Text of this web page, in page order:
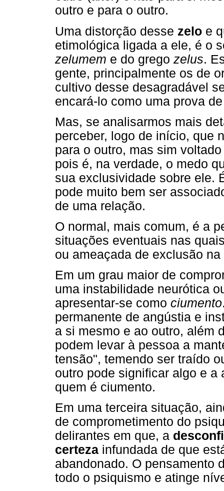
outro e para o outro.
Uma distorção desse zelo e
etimológica ligada a ele, é o
zelumem e do grego zelus.
gente, principalmente os de
cultivo desse desagradável
encará-lo como uma prova
Mas, se analisarmos mais
perceber, logo de início, que
para o outro, mas sim
pois é, na verdade, o medo
sua exclusividade sobre ele.
pode muito bem ser
de uma relação.
O normal, mais comum, é a
situações eventuais nas
ou ameaçada de exclusão
Em um grau maior de
uma instabilidade neurótica
apresentar-se como ciumento
permanente de angústia e
a si mesmo e ao outro, além
podem levar à pessoa a
tensão", temendo ser traído
outro pode significar algo e
quem é ciumento.
Em uma terceira situação,
de comprometimento do
delirantes em que, a
certeza infundada de que
abandonado. O pensamento
todo o psiquismo e atinge